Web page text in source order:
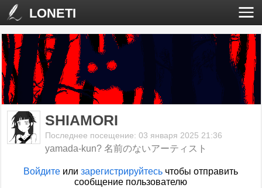
LONETI
SHIAMORI
Последнее посещение: 03 января 2025 21:36
yamada-kun? 名前のないアーティスト
Войдите илизарегистрируйтесь чтобы отправить
сообщение пользователю